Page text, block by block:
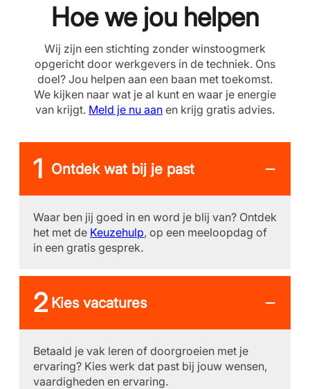
Hoe we jou helpen
Wij zijn een stichting zonder winstoogmerk
opgericht door werkgevers in de techniek. Ons
doel? Jou helpen aan een baan met toekomst.
We kijken naar wat je al kunt en waar je energie
van krijgt. Meld je nu aan en krijg gratis advies.
Ontdek wat bij je past
Waar ben jij goed in en word je blij van? Ontdek
het met de Keuzehulp, op een meeloopdag of
in een gratis gesprek.
Kies vacatures
Betaald je vak leren of doorgroeien met je
ervaring? Kies werk dat past bij jouw wensen,
vaardigheden en ervaring.